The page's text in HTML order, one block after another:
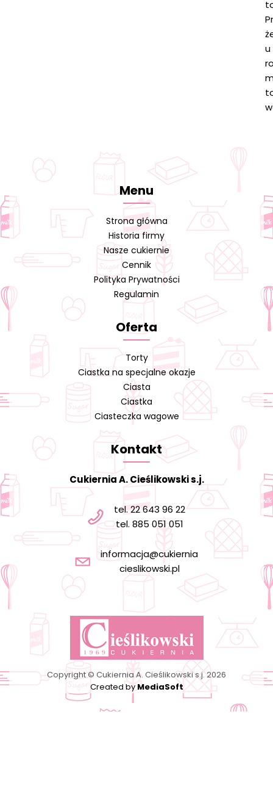
u
Menu
Strona główna
Historia firmy
Nasze cukiernie
Cennik
Polityka Prywatności
Regulamin
Oferta
Torty
Ciastka na specjalne okazje
Ciasta
Ciastka
Ciasteczka wagowe
Kontakt
Cukiernia A. Cieślikowski s.j.
tel. 22 643 96 22
tel. 885 051 051
informacja@cukiernia
cieslikowski.pl
Copyright © Cukiernia A. Cieślikowski s.j. 2026
Created byMediaSoft